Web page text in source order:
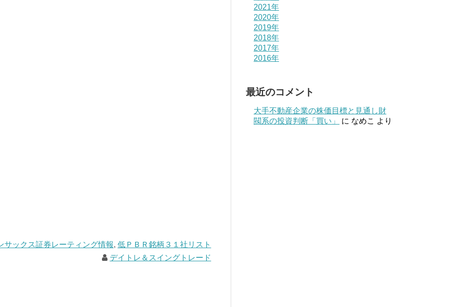
サックス証券レーティング情報, 低ＰＢＲ銘柄３１社リスト
デイトレ＆スイングトレード
2021年
2020年
2019年
2018年
2017年
2016年
最近のコメント
大手不動産企業の株価目標と見通し財
閥系の投資判断「買い」
に なめこ より